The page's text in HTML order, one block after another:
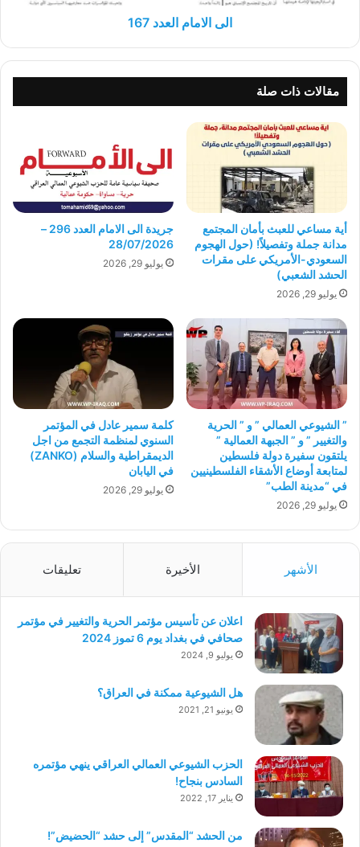
الى الامام العدد 167
مقالات ذات صلة
أية مساعي للعبث بأمان المجتمع
مدانة جملة وتفصيلاً! (حول الهجوم
السعودي-الأمريكي على مقرات
الحشد الشعبي)
يوليو 29, 2026
جريدة الى الامام العدد 296 –
28/07/2026
يوليو 29, 2026
” الشيوعي العمالي ” و ” الحرية
والتغيير ” و ” الجبهة العمالية ”
يلتقون سفيرة دولة فلسطين
لمتابعة أوضاع الأشقاء الفلسطينيين
في “مدينة الطب”
يوليو 29, 2026
كلمة سمير عادل في المؤتمر
السنوي لمنظمة التجمع من اجل
الديمقراطية والسلام (ZANKO)
في اليابان
يوليو 29, 2026
الأشهر الأخيرة تعليقات
اعلان عن تأسيس مؤتمر الحرية والتغيير في مؤتمر
صحافي في بغداد يوم 6 تموز 2024
يوليو 9, 2024
هل الشيوعية ممكنة في العراق؟
يونيو 21, 2021
الحزب الشيوعي العمالي العراقي ينهي مؤتمره
السادس بنجاح!
يناير 17, 2022
من الحشد “المقدس” إلى حشد “الحضيض”!